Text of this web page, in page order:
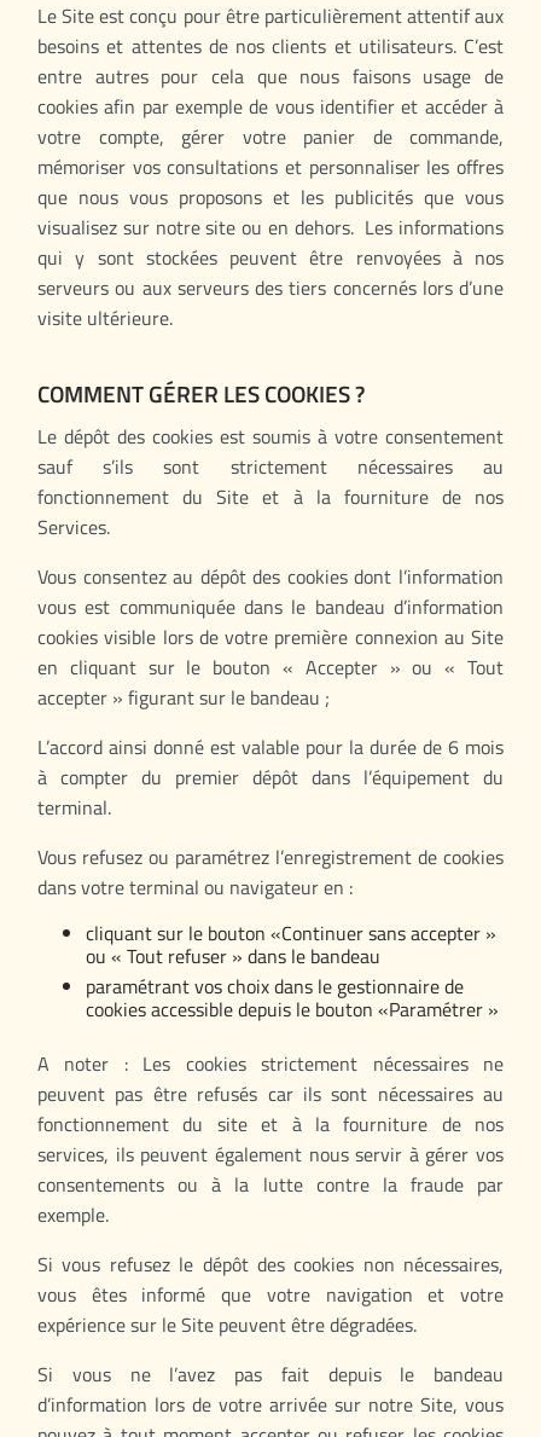
Le Site est conçu pour être particulièrement attentif aux
besoins et attentes de nos clients et utilisateurs. C’est
entre autres pour cela que nous faisons usage de
cookies afin par exemple de vous identifier et accéder à
votre compte, gérer votre panier de commande,
mémoriser vos consultations et personnaliser les offres
que nous vous proposons et les publicités que vous
visualisez sur notre site ou en dehors. Les informations
qui y sont stockées peuvent être renvoyées à nos
serveurs ou aux serveurs des tiers concernés lors d’une
visite ultérieure.
COMMENT GÉRER LES COOKIES ?
Le dépôt des cookies est soumis à votre consentement
sauf s’ils sont strictement nécessaires au
fonctionnement du Site et à la fourniture de nos
Services.
Vous consentez au dépôt des cookies dont l’information
vous est communiquée dans le bandeau d’information
cookies visible lors de votre première connexion au Site
en cliquant sur le bouton « Accepter » ou « Tout
accepter » figurant sur le bandeau ;
L’accord ainsi donné est valable pour la durée de 6 mois
à compter du premier dépôt dans l’équipement du
terminal.
Vous refusez ou paramétrez l’enregistrement de cookies
dans votre terminal ou navigateur en :
cliquant sur le bouton «Continuer sans accepter »
ou « Tout refuser » dans le bandeau
paramétrant vos choix dans le gestionnaire de
cookies accessible depuis le bouton «Paramétrer »
A noter : Les cookies strictement nécessaires ne
peuvent pas être refusés car ils sont nécessaires au
fonctionnement du site et à la fourniture de nos
services, ils peuvent également nous servir à gérer vos
consentements ou à la lutte contre la fraude par
exemple.
Si vous refusez le dépôt des cookies non nécessaires,
vous êtes informé que votre navigation et votre
expérience sur le Site peuvent être dégradées.
Si vous ne l’avez pas fait depuis le bandeau
d’information lors de votre arrivée sur notre Site, vous